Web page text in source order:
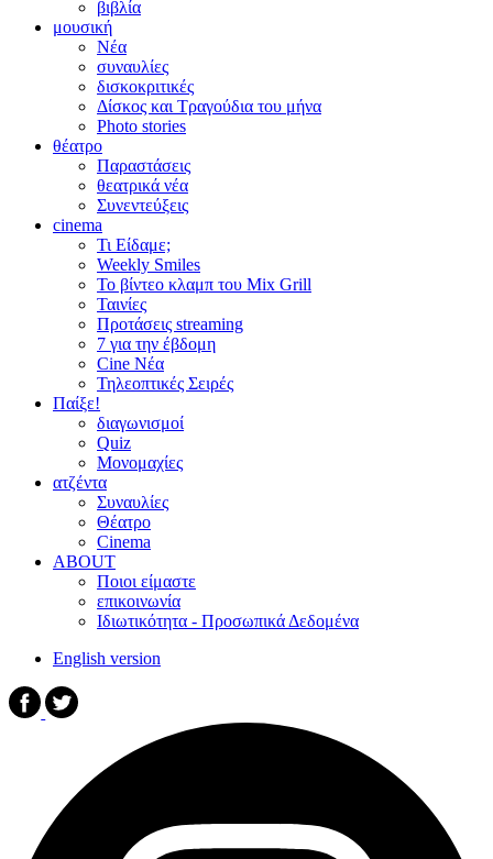
βιβλία
μουσική
Νέα
συναυλίες
δισκοκριτικές
Δίσκος και Τραγούδια του μήνα
Photo stories
θέατρο
Παραστάσεις
θεατρικά νέα
Συνεντεύξεις
cinema
Τι Είδαμε;
Weekly Smiles
Το βίντεο κλαμπ του Mix Grill
Ταινίες
Προτάσεις streaming
7 για την έβδομη
Cine Νέα
Τηλεοπτικές Σειρές
Παίξε!
διαγωνισμοί
Quiz
Μονομαχίες
ατζέντα
Συναυλίες
Θέατρο
Cinema
ABOUT
Ποιοι είμαστε
επικοινωνία
Ιδιωτικότητα - Προσωπικά Δεδομένα
English version